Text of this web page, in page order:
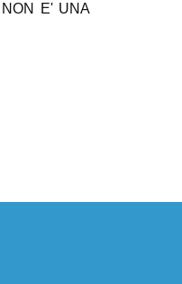
NON E' UNA